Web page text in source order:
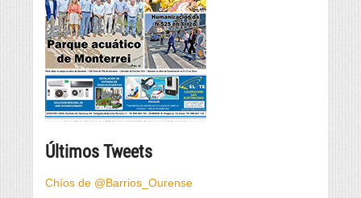
Últimos Tweets
Chíos de @Barrios_Ourense